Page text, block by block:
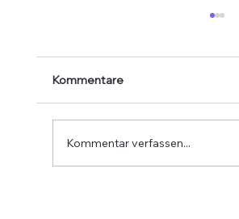
Kommentare
Kommentar verfassen...